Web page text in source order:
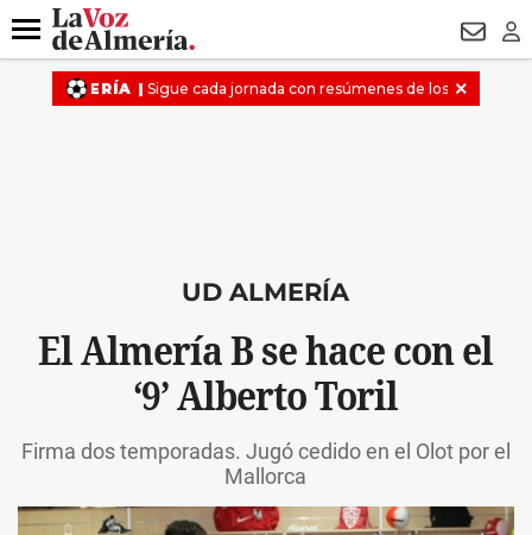
DESTACADO
Menú
UD ALMERÍA
El Almería B se hace con el
‘9’ Alberto Toril
Firma dos temporadas. Jugó cedido en el Olot por el
Mallorca